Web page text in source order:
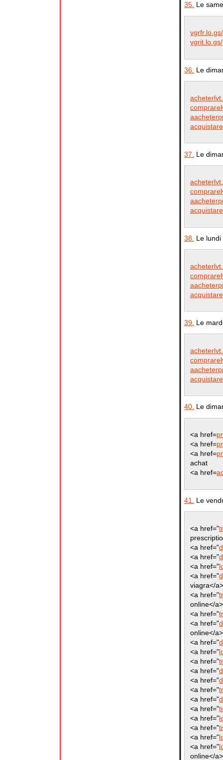
35. Le
vgrfr.lo.gs/
vgrit.lo.gs/
36. Le
37. Le
38. Le
39. Le
40. Le
<a href=
<a href=
<a href=
achat
<a href=
41. Le
<a href="
<a href="
<a href="
<a href="
<a href="
viagra</
<a href="
online</a>
<a href="
<a href="
online</a>
<a href="
<a href="
<a href="
<a href="
<a href="
<a href="
<a href="
<a href="
<a href="
<a href="
<a href="
<a href="
online</a>